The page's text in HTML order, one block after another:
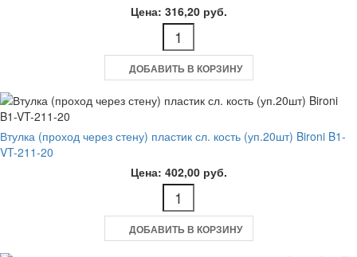
Цена: 316,20 руб.
ДОБАВИТЬ В КОРЗИНУ
Втулка (проход через стену) пластик сл. кость (уп.20шт) Bironi B1-
VT-211-20
Цена: 402,00 руб.
ДОБАВИТЬ В КОРЗИНУ